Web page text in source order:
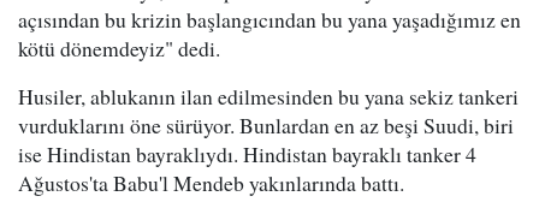
açısından bu krizin başlangıcından bu yana yaşadığımız en
kötü dönemdeyiz" dedi.
Husiler, ablukanın ilan edilmesinden bu yana sekiz tankeri
vurduklarını öne sürüyor. Bunlardan en az beşi Suudi, biri
ise Hindistan bayraklıydı. Hindistan bayraklı tanker 4
Ağustos'ta Babu'l Mendeb yakınlarında battı.